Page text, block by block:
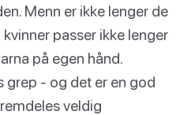
Menn er ikke lenger de
passer ikke lenger
på egen hånd.
grep - og det er en god
veldig